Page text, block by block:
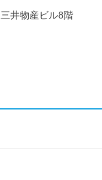
井物産ビル8階